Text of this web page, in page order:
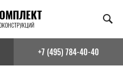
+7 (495) 784-40-40